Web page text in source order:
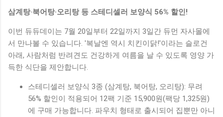
삼계탕·북어탕·오리탕 등 스테디셀러 보양식 56% 할인!
이번 듀듀데이는 7월 20일부터 22일까지 3일간 듀먼 자사몰에
서 만나볼 수 있습니다. '복날엔 역시 치킨이닭!'이라는 슬로건
아래, 사람처럼 반려견도 건강하게 여름을 날 수 있도록 영양 가
득한 식단을 제안합니다.
스테디셀러 보양식 3종 (삼계탕, 북어탕, 오리탕): 무려
56% 할인이 적용되어 12팩 기준 15,900원(팩당 1,325원)
에 구매 가능합니다. 파우치 형태로 출시되어 집뿐만 아니